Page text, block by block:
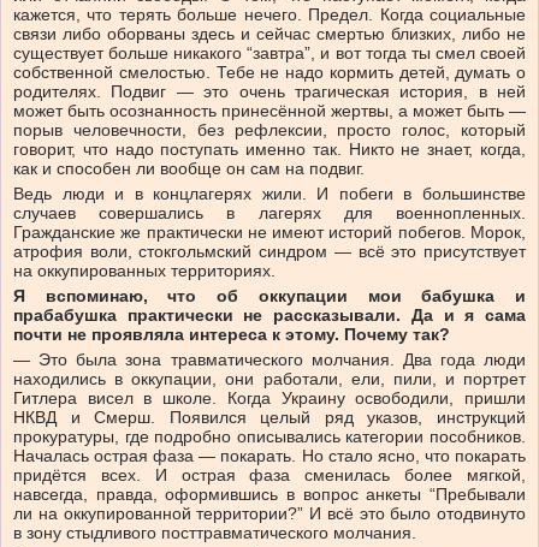
кажется, что терять больше нечего. Предел. Когда социальные
связи либо оборваны здесь и сейчас смертью близких, либо не
существует больше никакого “завтра”, и вот тогда ты смел своей
собственной смелостью. Тебе не надо кормить детей, думать о
родителях. Подвиг — это очень трагическая история, в ней
может быть осознанность принесённой жертвы, а может быть —
порыв человечности, без рефлексии, просто голос, который
говорит, что надо поступать именно так. Никто не знает, когда,
как и способен ли вообще он сам на подвиг.
Ведь люди и в концлагерях жили. И побеги в большинстве
случаев совершались в лагерях для военнопленных.
Гражданские же практически не имеют историй побегов. Морок,
атрофия воли, стокгольмский синдром — всё это присутствует
на оккупированных территориях.
Я вспоминаю, что об оккупации мои бабушка и
прабабушка практически не рассказывали. Да и я сама
почти не проявляла интереса к этому. Почему так?
— Это была зона травматического молчания. Два года люди
находились в оккупации, они работали, ели, пили, и портрет
Гитлера висел в школе. Когда Украину освободили, пришли
НКВД и Смерш. Появился целый ряд указов, инструкций
прокуратуры, где подробно описывались категории пособников.
Началась острая фаза — покарать. Но стало ясно, что покарать
придётся всех. И острая фаза сменилась более мягкой,
навсегда, правда, оформившись в вопрос анкеты “Пребывали
ли на оккупированной территории?” И всё это было отодвинуто
в зону стыдливого посттравматического молчания.